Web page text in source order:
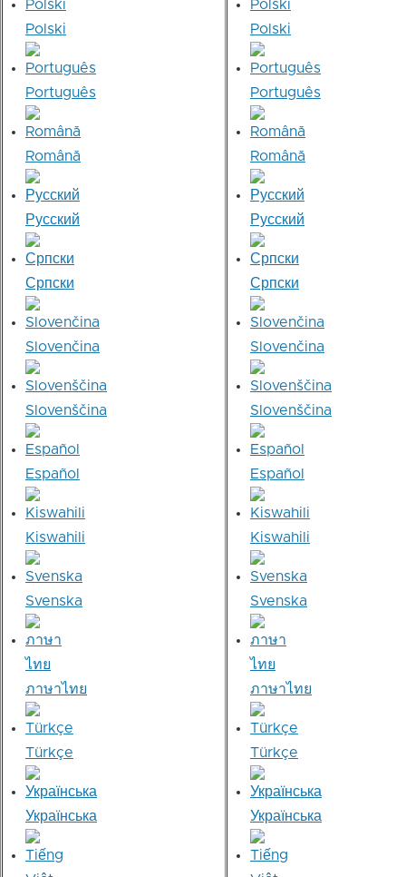
Polski
Português
Română
Русский
Српски
Slovenčina
Slovenščina
Español
Kiswahili
Svenska
ภาษาไทย
Türkçe
Українська
Polski
Português
Română
Русский
Српски
Slovenčina
Slovenščina
Español
Kiswahili
Svenska
ภาษาไทย
Türkçe
Українська